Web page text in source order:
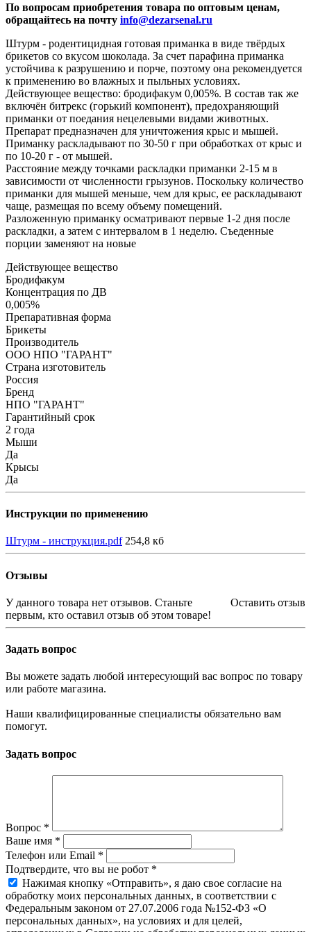
По вопросам приобретения товара по оптовым ценам,
обращайтесь на почту info@dezarsenal.ru
Штурм - родентицидная готовая приманка в виде твёрдых
брикетов со вкусом шоколада. За счет парафина приманка
устойчива к разрушению и порче, поэтому она рекомендуется
к применению во влажных и пыльных условиях.
Действующее вещество: бродифакум 0,005%. В состав так же
включён битрекс (горький компонент), предохраняющий
приманки от поедания нецелевыми видами животных.
Препарат предназначен для уничтожения крыс и мышей.
Приманку раскладывают по 30-50 г при обработках от крыс и
по 10-20 г - от мышей.
Расстояние между точками раскладки приманки 2-15 м в
зависимости от численности грызунов. Поскольку количество
приманки для мышей меньше, чем для крыс, ее раскладывают
чаще, размещая по всему объему помещений.
Разложенную приманку осматривают первые 1-2 дня после
раскладки, а затем с интервалом в 1 неделю. Съеденные
порции заменяют на новые
Действующее вещество
Бродифакум
Концентрация по ДВ
0,005%
Препаративная форма
Брикеты
Производитель
ООО НПО "ГАРАНТ"
Страна изготовитель
Россия
Бренд
НПО "ГАРАНТ"
Гарантийный срок
2 года
Мыши
Да
Крысы
Да
Инструкции по применению
Штурм - инструкция.pdf 254,8 кб
Отзывы
Оставить отзыв
У данного товара нет отзывов. Станьте
первым, кто оставил отзыв об этом товаре!
Задать вопрос
Вы можете задать любой интересующий вас вопрос по товару
или работе магазина.
Наши квалифицированные специалисты обязательно вам
помогут.
Задать вопрос
Вопрос *
Ваше имя *
Телефон или Email *
Подтвердите, что вы не робот *
Нажимая кнопку «Отправить», я даю свое согласие на
обработку моих персональных данных, в соответствии с
Федеральным законом от 27.07.2006 года №152-ФЗ «О
персональных данных», на условиях и для целей,